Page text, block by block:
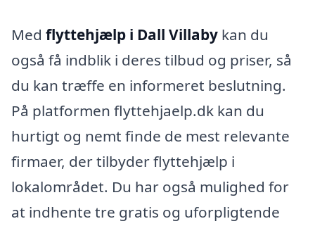
Med flyttehjælp i Dall Villaby kan du
også få indblik i deres tilbud og priser, så
du kan træffe en informeret beslutning.
På platformen flyttehjaelp.dk kan du
hurtigt og nemt finde de mest relevante
firmaer, der tilbyder flyttehjælp i
lokalområdet. Du har også mulighed for
at indhente tre gratis og uforpligtende